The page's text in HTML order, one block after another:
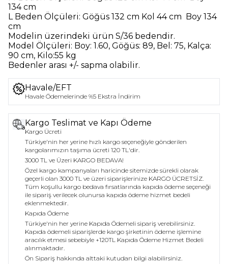
134 cm
L Beden Ölçüleri: Göğüs 132 cm Kol 44 cm Boy 134
cm
Modelin üzerindeki ürün S/36 bedendir.
Model Ölçüleri: Boy: 1.60, Göğüs: 89, Bel: 75, Kalça:
90 cm, Kilo:55 kg
Bedenler arası +/- sapma olabilir.
Havale/EFT
Havale Ödemelerinde %5 Ekstra İndirim
Kargo Teslimat ve Kapı Ödeme
Kargo Ücreti
Türkiye'nin her yerine hızlı kargo seçeneğiyle gönderilen
kargolarımızın taşıma ücreti 120 TL'dir.
3000 TL ve Üzeri KARGO BEDAVA!
Özel kargo kampanyaları haricinde sitemizde sürekli olarak
geçerli olan 3000 TL ve üzeri siparişlerinize KARGO ÜCRETSİZ.
Tüm koşullu kargo bedava fırsatlarında kapıda ödeme seçeneği
ile sipariş verilecek olunursa kapıda ödeme hizmet bedeli
eklenmektedir.
Kapıda Ödeme
Türkiye'nin her yerine Kapıda Ödemeli sipariş verebilirsiniz.
Kapıda ödemeli siparişlerde kargo şirketinin ödeme işlemine
aracılık etmesi sebebiyle +120TL Kapıda Ödeme Hizmet Bedeli
alınmaktadır.
Ön Sipariş hakkında alttaki kutudan bilgi alabilirsiniz.